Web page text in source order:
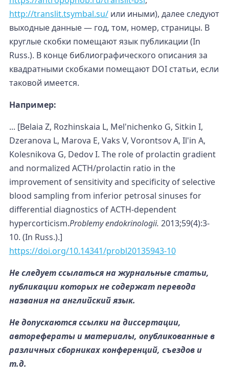
http://translit.tsymbal.su/или иными), далее следуют
выходные данные — год, том, номер, страницы. В
круглые скобки помещают язык публикации (In
Russ.). В конце библиографического описания за
квадратными скобками помещают DOI статьи, если
таковой имеется.
Например:
... [Belaia Z, Rozhinskaia L, Mel'nichenko G, Sitkin I,
Dzeranova L, Marova E, Vaks V, Vorontsov A, Il'in A,
Kolesnikova G, Dedov I. The role of prolactin gradient
and normalized ACTH/prolactin ratio in the
improvement of sensitivity and specificity of selective
blood sampling from inferior petrosal sinuses for
differential diagnostics of ACTH-dependent
hypercorticism.Problemy endokrinologii. 2013;59(4):3-
10. (In Russ.).]
https://doi.org/10.14341/probl20135943-10
Не следует ссылаться на журнальные статьи,
публикации которых не содержат перевода
названия на английский язык.
Не допускаются ссылки на диссертации,
авторефераты и материалы, опубликованные в
различных сборниках конференций, съездов и
т.д.